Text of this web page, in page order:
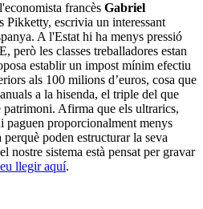
l'economista francès Gabriel
Pikketty, escrivia un interessant
A l'Estat hi ha menys pressió
però les classes treballadores estan
establir un impost mínim efectiu
als 100 milions d’euros, cosa que
a la hisenda, el triple del que
patrimoni. Afirma que els ultrarics,
paguen proporcionalment menys
poden estructurar la seva
nostre sistema està pensat per gravar
llegir aquí.